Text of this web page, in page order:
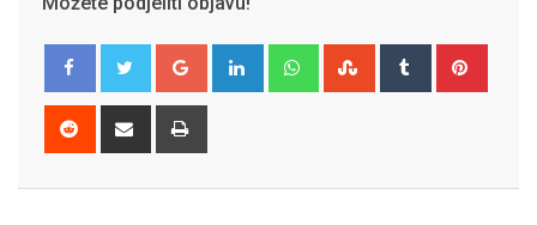
Google+ LinkedIn WhatsappStumbleUpon
Tumblr
Reddit
Share